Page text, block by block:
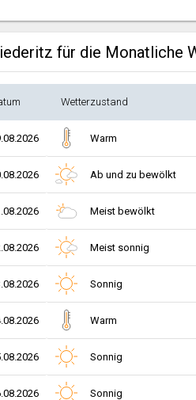
für die Monatliche
Wetterzustand
Warm
Ab und zu bewölkt
Meist bewölkt
Meist sonnig
Sonnig
Warm
Sonnig
Sonnig